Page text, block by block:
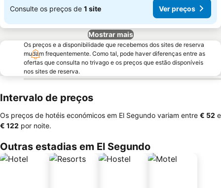
Consulte os preços de 1 site Ver preços
Mostrar mais
Os preços e a disponibilidade que recebemos dos sites de reserva
mudam frequentemente. Como tal, pode haver diferenças entre as
ofertas que consulta no trivago e os preços que estão disponíveis
nos sites de reserva.
Intervalo de preços
Os preços de hotéis económicos em El Segundo variam entre ‎€ 52 e
‎€ 122 por noite.
Outras estadias em El Segundo